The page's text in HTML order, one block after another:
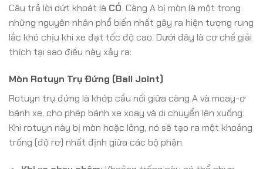
Câu trả lời dứt khoát là CÓ. Càng A bị mòn là một trong
những nguyên nhân phổ biến nhất gây ra hiện tượng rung
lắc khó chịu khi xe đạt tốc độ cao. Dưới đây là cơ chế giải
thích tại sao điều này xảy ra:
Mòn Rotuyn Trụ Đứng (Ball Joint)
Rotuyn trụ đứng là khớp cầu nối giữa càng A và moay-ơ
bánh xe, cho phép bánh xe xoay và di chuyển lên xuống.
Khi rotuyn này bị mòn hoặc lỏng, nó sẽ tạo ra một khoảng
trống (độ rơ) nhất định giữa các bộ phận.